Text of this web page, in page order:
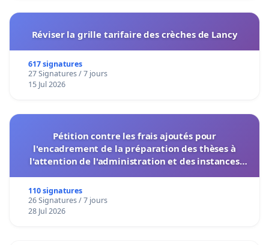
Réviser la grille tarifaire des crèches de Lancy
617 signatures
27 Signatures / 7 jours
15 Jul 2026
Pétition contre les frais ajoutés pour
l'encadrement de la préparation des thèses à
l'attention de l'administration et des instances
110 signatures
26 Signatures / 7 jours
28 Jul 2026